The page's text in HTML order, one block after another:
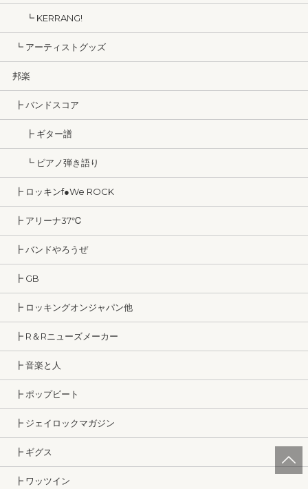
┗ KERRANG!
┗ アーティストグッズ
邦楽
┣ バンドスコア
┣ ギター譜
┗ ピアノ弾き語り
┣ ロッキンf●We ROCK
┣ アリーナ37℃
┣ バンドやろうぜ
┣ GB
┣ ロッキングオンジャパン他
┣ R＆Rニューズメーカー
┣ 音楽と人
┣ ポップビート
┣ ジェイロックマガジン
┣ ギグス
┣ ワッツイン